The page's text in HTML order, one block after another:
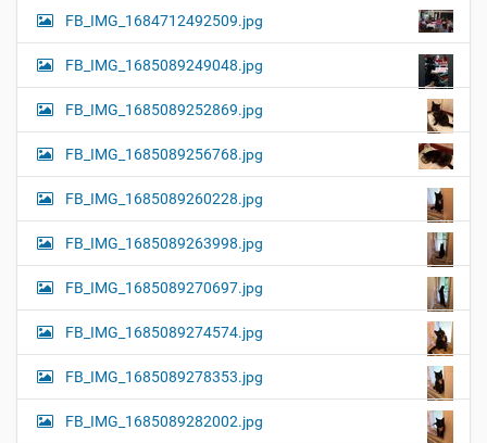
FB_IMG_1684712492509.jpg
FB_IMG_1685089249048.jpg
FB_IMG_1685089252869.jpg
FB_IMG_1685089256768.jpg
FB_IMG_1685089260228.jpg
FB_IMG_1685089263998.jpg
FB_IMG_1685089270697.jpg
FB_IMG_1685089274574.jpg
FB_IMG_1685089278353.jpg
FB_IMG_1685089282002.jpg